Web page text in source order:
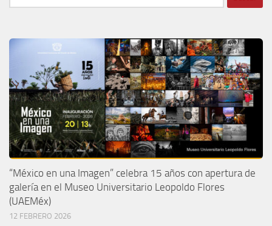
“México en una Imagen” celebra 15 años con apertura de
galería en el Museo Universitario Leopoldo Flores
(UAEMéx)
12 FEBRERO 2026